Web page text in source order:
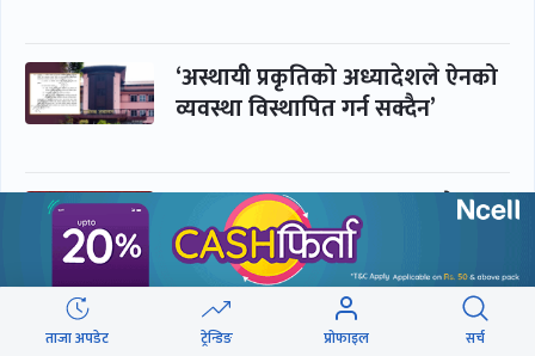
‘अस्थायी प्रकृतिको अध्यादेशले ऐनको
व्यवस्था विस्थापित गर्न सक्दैन’
सरकार-प्रसाईं लुकामारी : छिनमै
पक्राउ, तुरुन्तै रिहा
‘कामचलाउ’ नेतृत्वले थलियो स्वास्थ्य
ताजा अपडेट ट्रेन्डिङ प्रोफाइल सर्च